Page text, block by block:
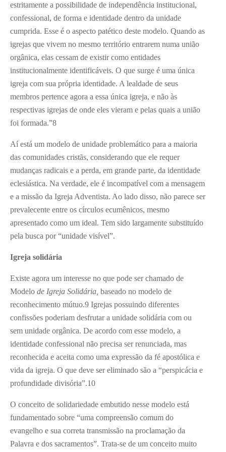
estritamente a possibilidade de independência institucional,
confessional, de forma e identidade dentro da unidade
cumprida. Esse é o aspecto patético deste modelo. Quando as
igrejas que vivem no mesmo território entrarem numa união
orgânica, elas cessam de existir como entidades
institucionalmente identificáveis. O que surge é uma única
igreja com sua própria identidade. A lealdade de seus
membros pertence agora a essa única igreja, e não às
respectivas igrejas de onde eles vieram e pelas quais a união
foi formada.”8
Aí está um modelo de unidade problemático para a maioria
das comunidades cristãs, considerando que ele requer
mudanças radicais e a perda, em grande parte, da identidade
eclesiástica. Na verdade, ele é incompatível com a mensagem
e a missão da Igreja Adventista. Ao lado disso, não parece ser
prevalecente entre os círculos ecumênicos, mesmo
apresentado como um ideal. Tem sido largamente substituído
pela busca por “unidade visível”.
Igreja solidária
Existe agora um interesse no que pode ser chamado de
Modelo de Igreja Solidária, baseado no modelo de
reconhecimento mútuo.9 Igrejas possuindo diferentes
confissões poderiam desfrutar a unidade solidária com ou
sem unidade orgânica. De acordo com esse modelo, a
identidade confessional não precisa ser renunciada, mas
reconhecida e aceita como uma expressão da fé apostólica e
vida da igreja. O que deve ser eliminado são a “perspicácia e
profundidade divisória”.10
O conceito de solidariedade embutido nesse modelo está
fundamentado sobre “uma compreensão comum do
evangelho e sua correta transmissão na proclamação da
Palavra e dos sacramentos”. Trata-se de um conceito muito